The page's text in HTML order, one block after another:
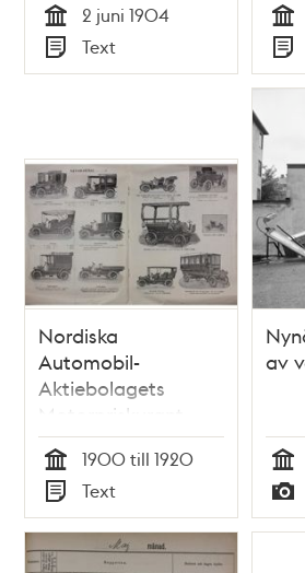
Tid
2 juni 1904
Typ
Text Tid
Typ
Nordiska
Automobil-
Aktiebolagets
Motorpriskurant
Tid
1900 till 1920
Typ
Text
av
Tid
Typ